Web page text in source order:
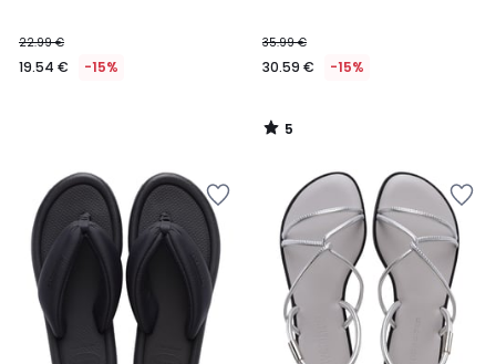
22.99 €
19.54 € -15%
35.99 €
30.59 € -15%
5
/